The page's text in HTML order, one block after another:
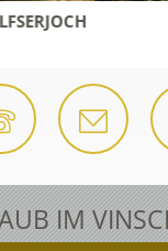
GUEST
IM